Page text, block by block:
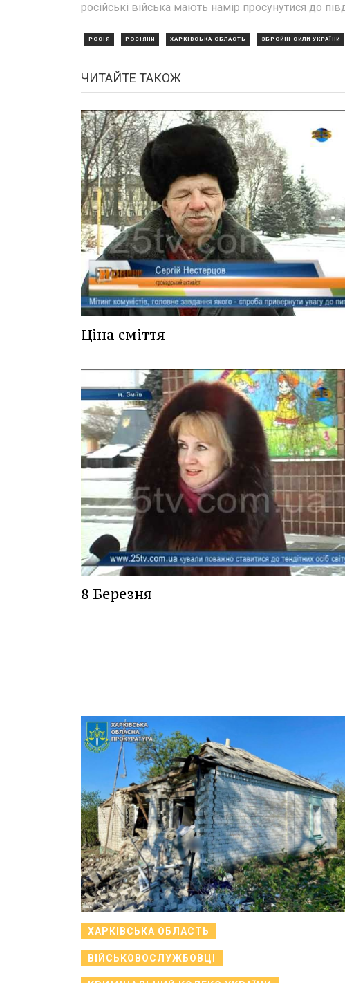
російські війська мають намір просунутися до
РОСІЯ РОСІЯНИ ХАРКІВСЬКА ОБЛАСТЬ ЗБРОЙНІ СИЛИ УКРАЇНИ
ЧИТАЙТЕ ТАКОЖ
Ціна сміття
8 Березня
ХАРКІВСЬКА ОБЛАСТЬ
ВІЙСЬКОВОСЛУЖБОВЦІ